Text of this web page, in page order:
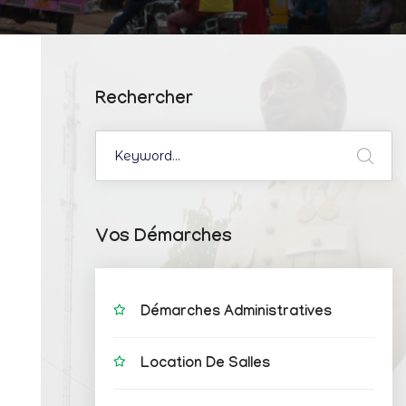
Rechercher
Vos Démarches
Démarches Administratives
Location De Salles